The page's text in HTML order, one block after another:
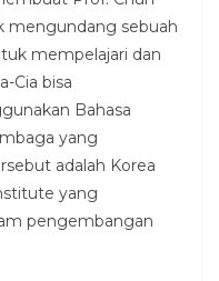
mengundang sebuah
mempelajari dan
Cia bisa
Bahasa
yang
adalah Korea
yang
pengembangan